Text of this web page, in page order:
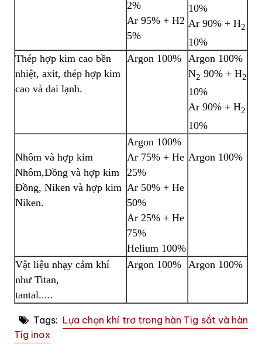
2%
Ar 95% + H2
5%
10%
Ar 90% + H2
10%
Thép hợp kim cao bền
nhiệt, axit, thép hợp kim
cao và dai lạnh.
Argon 100%
Argon 100%
N2 90% + H2
10%
Ar 90% + H2
10%
Nhôm và hợp kim
Nhôm,Đồng và hợp kim
Đồng, Niken và hợp kim
Niken.
Argon 100%
Ar 75% + He
25%
Ar 50% + He
50%
Ar 25% + He
75%
Helium 100%
Argon 100%
Vật liệu nhạy cảm khí
như Titan,
tantal.....
Argon 100% Argon 100%
Tags: Lựa chọn khí trơ trong hàn Tig sắt và hàn
Tig inox